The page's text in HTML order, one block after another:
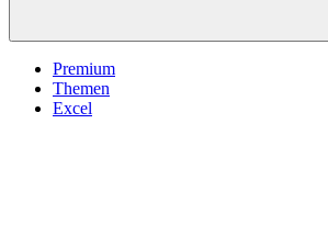
Premium
Themen
Excel